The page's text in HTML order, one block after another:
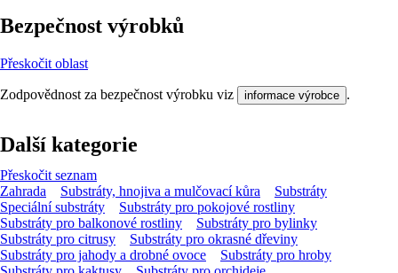
Bezpečnost výrobků
Přeskočit oblast
Zodpovědnost za bezpečnost výrobku viz informace výrobce .
Další kategorie
Přeskočit seznam
Zahrada
Substráty, hnojiva a mulčovací kůra
Substráty
Speciální substráty
Substráty pro pokojové rostliny
Substráty pro balkonové rostliny
Substráty pro bylinky
Substráty pro citrusy
Substráty pro okrasné dřeviny
Substráty pro jahody a drobné ovoce
Substráty pro hroby